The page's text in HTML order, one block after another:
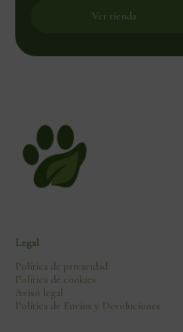
Ver tienda
Legal
Política de privacidad
Política de cookies
Aviso legal
Política de Envíos y Devoluciones